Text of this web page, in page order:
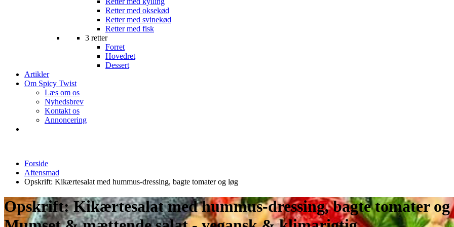
Retter med oksekød
Retter med svinekød
Retter med fisk
3 retter
Forret
Hovedret
Dessert
Artikler
Om Spicy Twist
Læs om os
Nyhedsbrev
Kontakt os
Annoncering
Forside
Aftensmad
Opskrift: Kikærtesalat med hummus-dressing, bagte tomater og løg
Opskrift: Kikærtesalat med hummus-dressing, bagte tomater og